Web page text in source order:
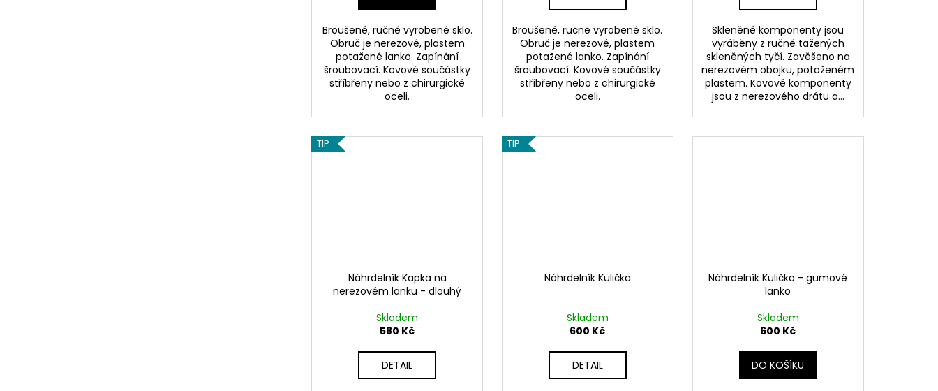
Broušené, ručně vyrobené sklo.
Obruč je nerezové, plastem
potažené lanko. Zapínání
šroubovací. Kovové součástky
stříbřeny nebo z chirurgické
oceli.
Broušené, ručně vyrobené sklo.
Obruč je nerezové, plastem
potažené lanko. Zapínání
šroubovací. Kovové součástky
stříbřeny nebo z chirurgické
oceli.
Skleněné komponenty jsou
vyráběny z ručně tažených
skleněných tyčí. Zavěšeno na
nerezovém obojku, potaženém
plastem. Kovové komponenty
jsou z nerezového drátu a...
TIP
Náhrdelník Kapka na
nerezovém lanku - dlouhý
Skladem
580 Kč
DETAIL
TIP
Náhrdelník Kulička
Skladem
600 Kč
DETAIL
Náhrdelník Kulička - gumové
lanko
Skladem
600 Kč
DO KOŠÍKU